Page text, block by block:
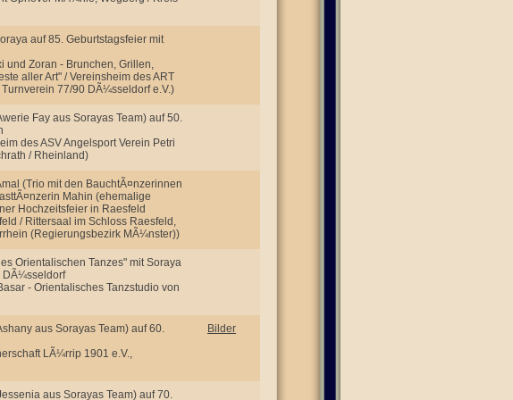
auf 85. Geburtstagsfeier mit
und Zoran - Brunchen, Grillen,
aller Art" / Vereinsheim des ART
77/90 DÃ¼sseldorf e.V.)
Fay aus Sorayas Team) auf 50.
des ASV Angelsport Verein Petri
/ Rheinland)
(Trio mit den BauchtÃ¤nzerinnen
Mahin (ehemalige
Hochzeitsfeier in Raesfeld
/ Rittersaal im Schloss Raesfeld,
(Regierungsbezirk MÃ¼nster))
Orientalischen Tanzes" mit Soraya
DÃ¼sseldorf
- Orientalisches Tanzstudio von
aus Sorayas Team) auf 60.
LÃ¼rrip 1901 e.V.,
Bilder
aus Sorayas Team) auf 70.